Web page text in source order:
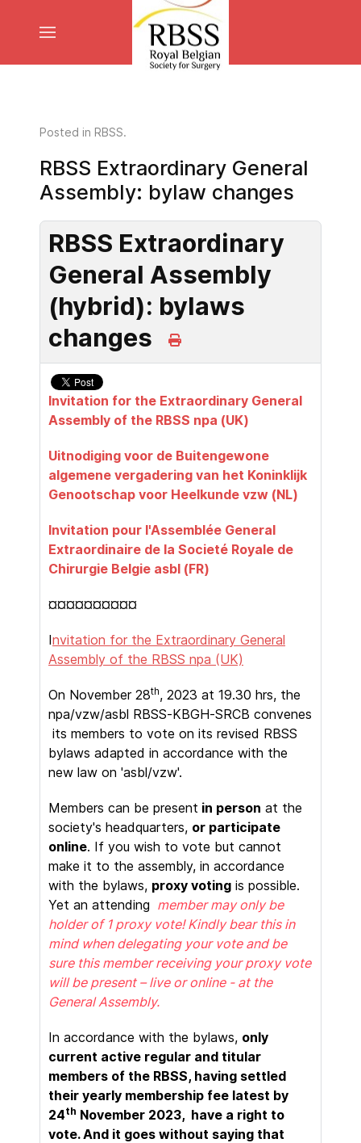
Posted in RBSS.
RBSS Extraordinary General
Assembly: bylaw changes
RBSS Extraordinary
General Assembly
(hybrid): bylaws
changes
Invitation for the Extraordinary General
Assembly of the RBSS npa (UK)
Uitnodiging voor de Buitengewone
algemene vergadering van het Koninklijk
Genootschap voor Heelkunde vzw (NL)
Invitation pour l'Assemblée General
Extraordinaire de la Societé Royale de
Chirurgie Belgie asbl (FR)
¤¤¤¤¤¤¤¤¤¤
Invitation for the Extraordinary General
Assembly of the RBSS npa (UK)
On November 28th, 2023 at 19.30 hrs, the
npa/vzw/asbl RBSS-KBGH-SRCB convenes
its members to vote on its revised RBSS
bylaws adapted in accordance with the
new law on 'asbl/vzw'.
Members can be present in person at the
society's headquarters, or participate
online. If you wish to vote but cannot
make it to the assembly, in accordance
with the bylaws, proxy voting is possible.
Yet an attending member may only be
holder of 1 proxy vote! Kindly bear this in
mind when delegating your vote and be
sure this member receiving your proxy vote
will be present – live or online - at the
General Assembly.
In accordance with the bylaws, only
current active regular and titular
members of the RBSS, having settled
their yearly membership fee latest by
24th November 2023, have a right to
vote. And it goes without saying that